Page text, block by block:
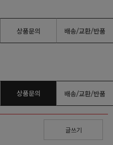
상품문의 배송/교환/반품
상품문의 배송/교환/반품
글쓰기